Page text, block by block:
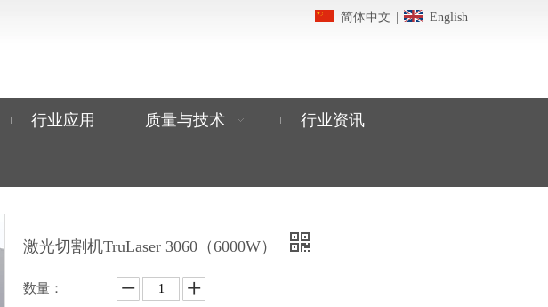
简体中文 English
行业应用 质量与技术 行业资讯
激光切割机TruLaser 3060（6000W）
数量：